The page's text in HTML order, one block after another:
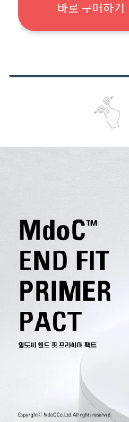
바로 구매하기